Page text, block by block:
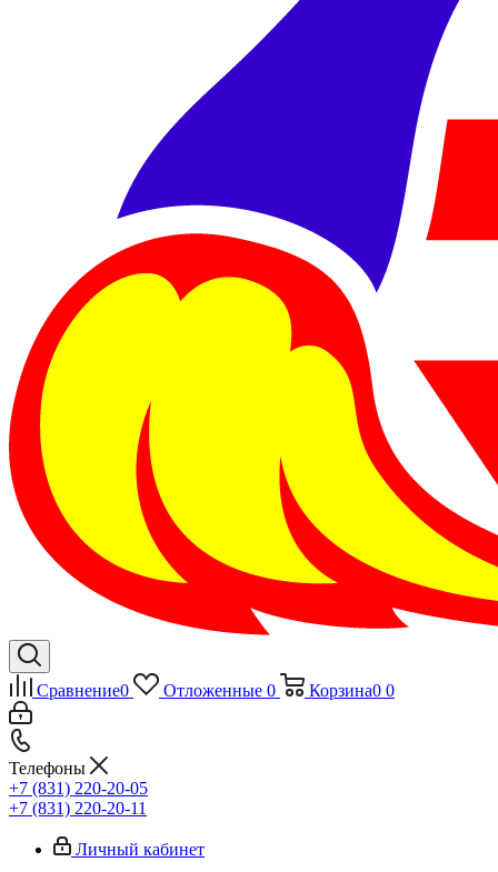
Сравнение0 Отложенные 0 Корзина0 0
Телефоны
+7 (831) 220-20-05
+7 (831) 220-20-11
Личный кабинет